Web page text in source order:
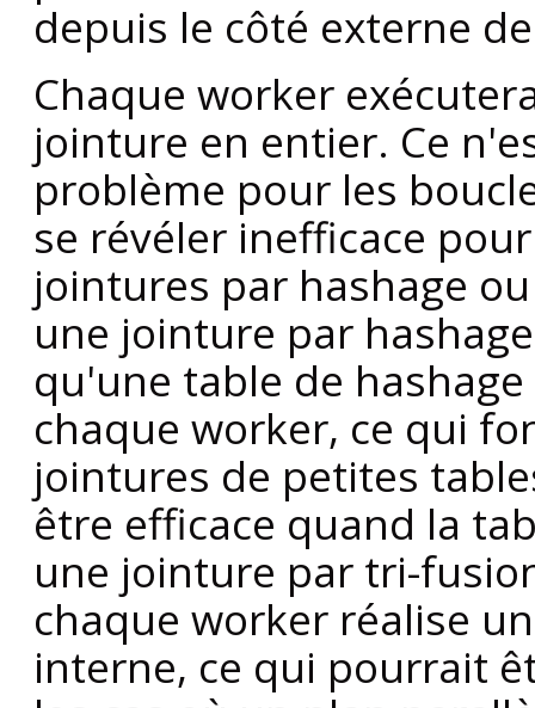
depuis le côté externe
Chaque worker
jointure en entier. Ce
problème pour les
se révéler inefficace
jointures par hashage
une jointure par
qu'une table de
chaque worker, ce qui
jointures de petites
être efficace quand la
une jointure par tri-
chaque worker réalise
interne, ce qui pourrait